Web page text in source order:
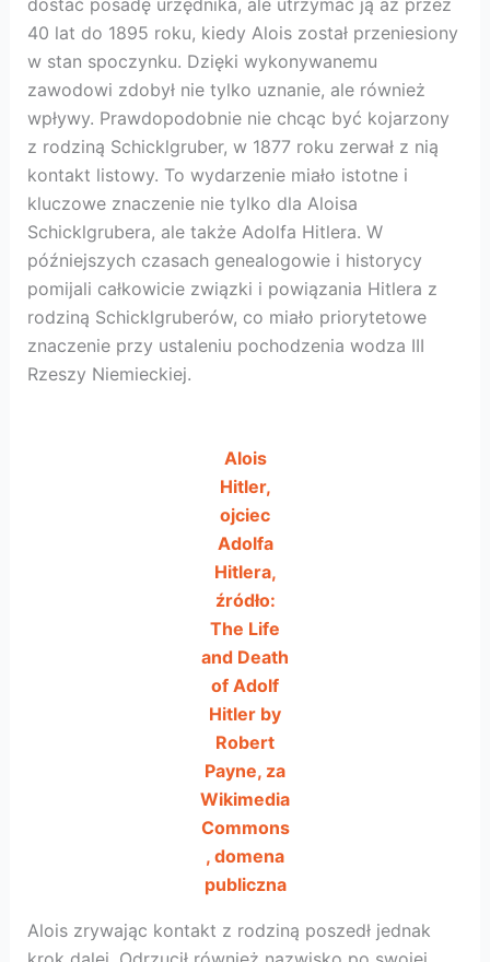
40 lat do 1895 roku, kiedy Alois został przeniesiony
w stan spoczynku. Dzięki wykonywanemu
zawodowi zdobył nie tylko uznanie, ale również
wpływy. Prawdopodobnie nie chcąc być kojarzony
z rodziną Schicklgruber, w 1877 roku zerwał z nią
kontakt listowy. To wydarzenie miało istotne i
kluczowe znaczenie nie tylko dla Aloisa
Schicklgrubera, ale także Adolfa Hitlera. W
późniejszych czasach genealogowie i historycy
pomijali całkowicie związki i powiązania Hitlera z
rodziną Schicklgruberów, co miało priorytetowe
znaczenie przy ustaleniu pochodzenia wodza III
Rzeszy Niemieckiej.
Alois
Hitler,
ojciec
Adolfa
Hitlera,
źródło:
The Life
and Death
of Adolf
Hitler by
Robert
Payne, za
Wikimedia
Commons
, domena
publiczna
Alois zrywając kontakt z rodziną poszedł jednak